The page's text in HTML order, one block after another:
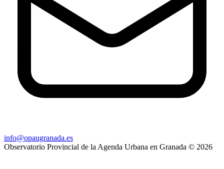
info@opaugranada.es
Observatorio Provincial de la Agenda Urbana en Granada © 2026